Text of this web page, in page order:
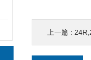
上一篇 :